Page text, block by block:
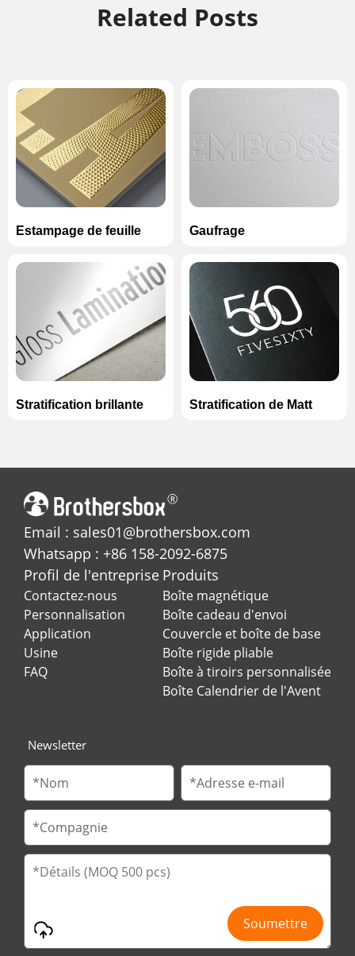
Related Posts
Estampage de feuille Gaufrage
Stratification brillante Stratification de Matt
Email : sales01@brothersbox.com
Whatsapp : +86 158-2092-6875
Profil de l'entreprise
Contactez-nous
Personnalisation
Application
Usine
FAQ
Produits
Boîte magnétique
Boîte cadeau d'envoi
Couvercle et boîte de base
Boîte rigide pliable
Boîte à tiroirs personnalisée
Boîte Calendrier de l'Avent
Newsletter